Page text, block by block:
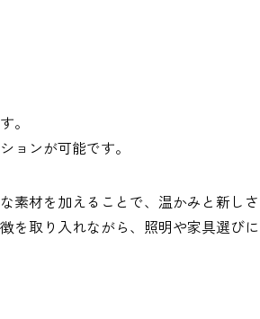
。
ョンが可能です。
素材を加えることで、温かみと新しさ
を取り入れながら、照明や家具選びに